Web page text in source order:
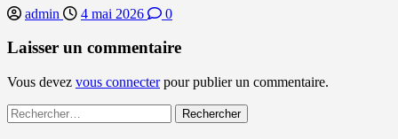
admin 4 mai 2026 0
Laisser un commentaire
Vous devez vous connecterpour publier un commentaire.
Rechercher :